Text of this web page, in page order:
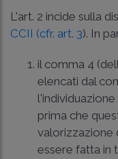
L'art. 2 incide sulla
CCII (cfr. art. 3). In
il comma 4
elencati dal
prima che
valorizzazione
essere fatta in